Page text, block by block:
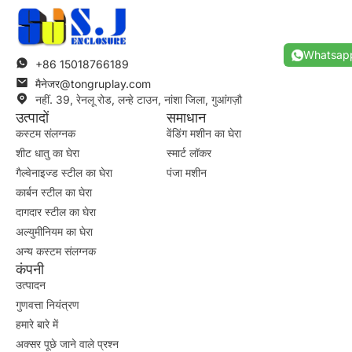
+86 15018766189
मैनेजर@tongruplay.com
नहीं. 39, रेनलू रोड, लन्हे टाउन, नांशा जिला, गुआंगज़ौ
उत्पादों
कस्टम संलग्नक
शीट धातु का घेरा
गैल्वेनाइज्ड स्टील का घेरा
कार्बन स्टील का घेरा
दागदार स्टील का घेरा
अल्युमीनियम का घेरा
अन्य कस्टम संलग्नक
समाधान
वेंडिंग मशीन का घेरा
स्मार्ट लॉकर
पंजा मशीन
कंपनी
उत्पादन
गुणवत्ता नियंत्रण
हमारे बारे में
अक्सर पूछे जाने वाले प्रश्न